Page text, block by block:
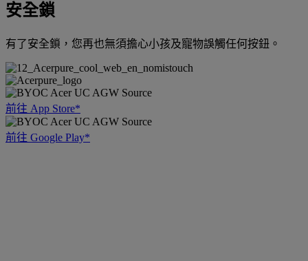
安全鎖
有了安全鎖，您再也無須擔心小孩及寵物誤觸任何按鈕。
前往 App Store*
前往 Google Play*